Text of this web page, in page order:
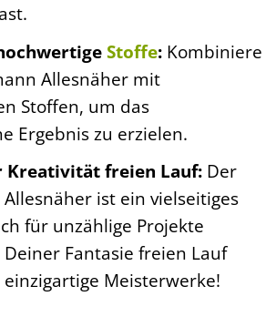
Stoffe:Kombiniere
Allesnäher mit
Stoffen, um das
Ergebnis zu erzielen.
Kreativität freien Lauf:Der
ist ein vielseitiges
für unzählige Projekte
Deiner Fantasie freien Lauf
Meisterwerke!